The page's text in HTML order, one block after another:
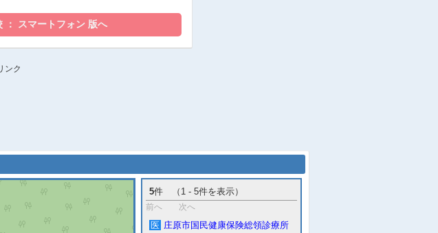
ンク
5件 （1 - 5件を表示）
前へ 次へ
医 庄原市国民健康保険総領診療所